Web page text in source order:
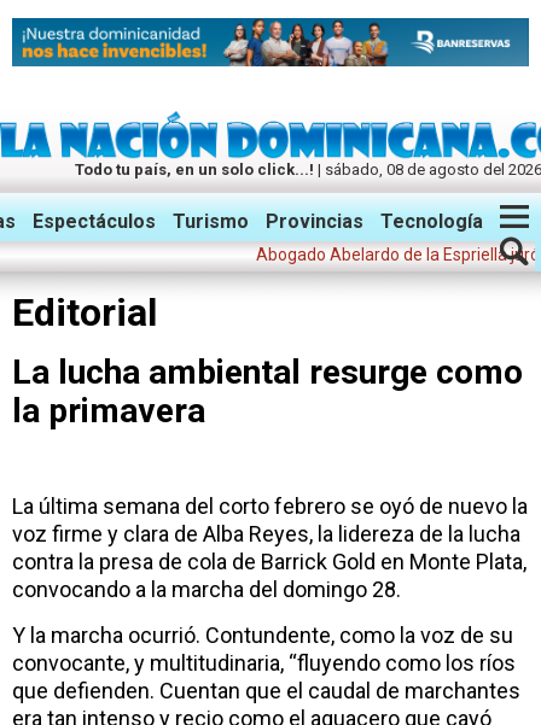
Todo tu país, en un solo click...! | sábado, 08 de agosto del 2026
Twitter Facebook Instagram
Espectáculos Turismo Provincias Tecnología
Abogado Abelardo de la Espriella juró
Editorial
La lucha ambiental resurge como
la primavera
La última semana del corto febrero se oyó de nuevo la
voz firme y clara de Alba Reyes, la lidereza de la lucha
contra la presa de cola de Barrick Gold en Monte Plata,
convocando a la marcha del domingo 28.
Y la marcha ocurrió. Contundente, como la voz de su
convocante, y multitudinaria, “fluyendo como los ríos
que defienden. Cuentan que el caudal de marchantes
era tan intenso y recio como el aguacero que cayó